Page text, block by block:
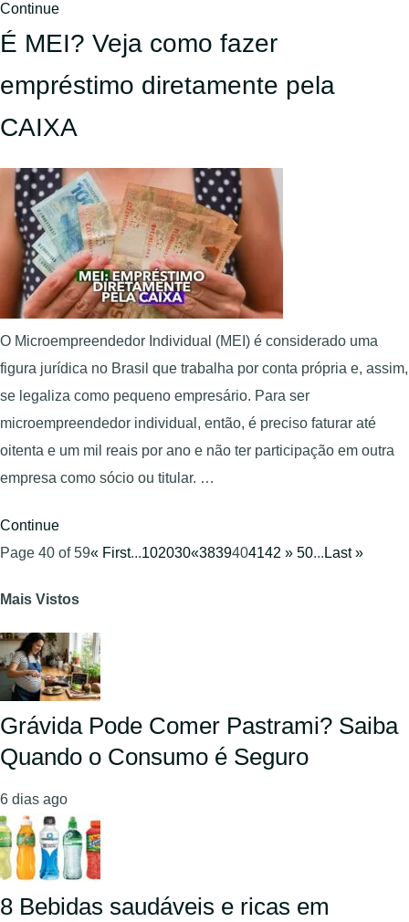
Continue
É MEI? Veja como fazer
empréstimo diretamente pela
CAIXA
O Microempreendedor Individual (MEI) é considerado uma
figura jurídica no Brasil que trabalha por conta própria e, assim,
se legaliza como pequeno empresário. Para ser
microempreendedor individual, então, é preciso faturar até
oitenta e um mil reais por ano e não ter participação em outra
empresa como sócio ou titular. …
Continue
Page 40 of 59« First...102030«3839404142 » 50... Last »
Mais Vistos
Grávida Pode Comer Pastrami? Saiba
Quando o Consumo é Seguro
6 dias ago
8 Bebidas saudáveis e ricas em